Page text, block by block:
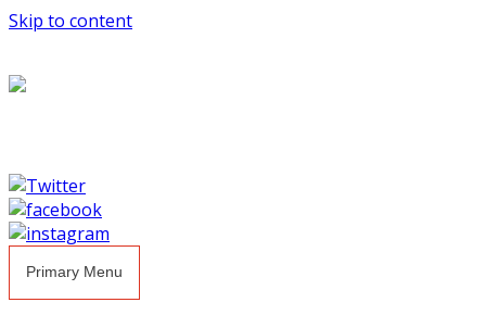
Skip to content
Primary Menu